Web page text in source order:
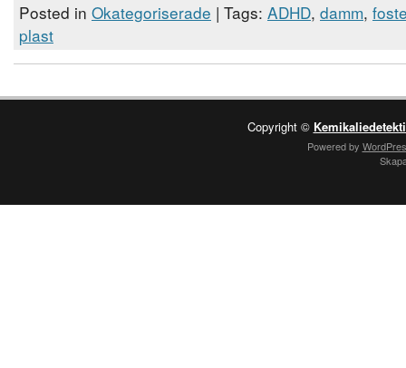
Posted in Okategoriserade | Tags: ADHD, damm,
plast
Copyright ©
Powered by